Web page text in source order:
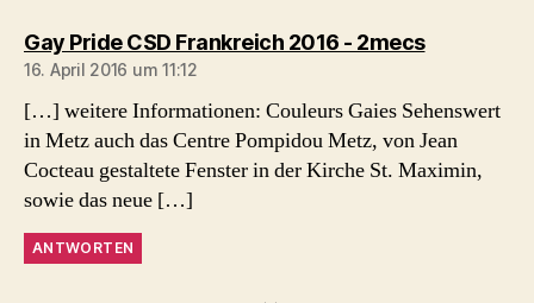
Gay Pride CSD Frankreich 2016 - 2mecssagt:
16. April 2016 um 11:12
[…] weitere Informationen: Couleurs Gaies Sehenswert
in Metz auch das Centre Pompidou Metz, von Jean
Cocteau gestaltete Fenster in der Kirche St. Maximin,
sowie das neue […]
ANTWORTEN